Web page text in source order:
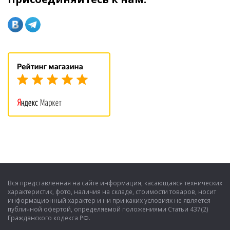
Вся представленная на сайте информация, касающаяся технических
характеристик, фото, наличия на складе, стоимости товаров, носит
информационный характер и ни при каких условиях не является
публичной офертой, определяемой положениями Статьи 437(2)
Гражданского кодекса РФ.